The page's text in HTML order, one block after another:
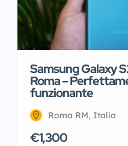
Samsung Galaxy
Roma –
funzionante
Roma RM, Italia
€1,300